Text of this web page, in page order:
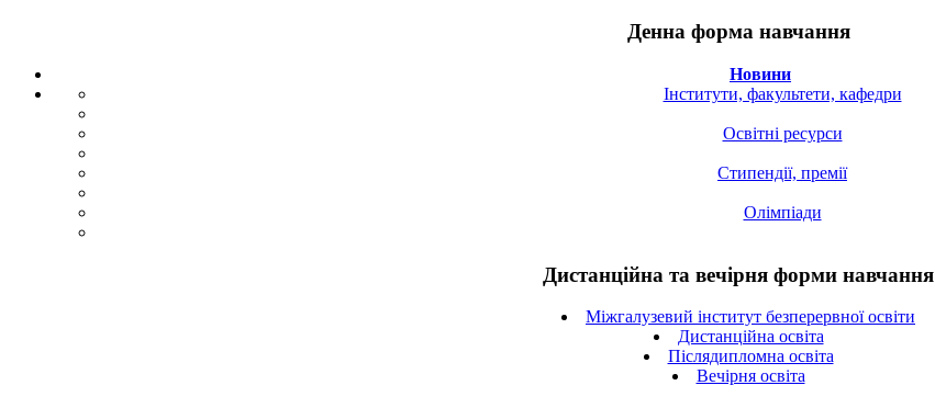
Денна форма навчання
Новини
Інститути, факультети, кафедри
Освітні ресурси
Стипендії, премії
Олімпіади
Дистанційна та вечірня форми навчання
Міжгалузевий інститут безперервної освіти
Дистанційна освіта
Післядипломна освіта
Вечірня освіта